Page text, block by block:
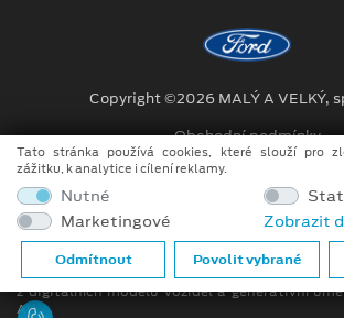
Copyright ©2026 MALÝ A VELKÝ,
Obchodní podmínky
Ochrana osobních údajů
Prohlášení o zpracování údajů
Při tvorbě videí a obrázků na tomto webu je
tradičních fotografií či videí, počítačem
z digitálních modelů vozidel a generativní
AI).
Tato stránka používá cookies, které slouží pro
zážitku, k analytice i cílení reklamy.
Nutné
Marketingové
Zobrazit
Odmítnout Povolit vybrané